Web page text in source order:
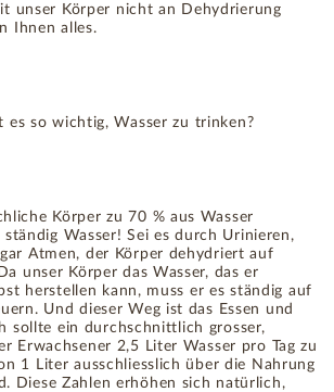
unser Körper nicht an Dehydrierung
Ihnen alles.
es so wichtig, Wasser zu trinken?
Körper zu 70 % aus Wasser
Wasser! Sei es durch Urinieren,
Atmen, der Körper dehydriert auf
unser Körper das Wasser, das er
herstellen kann, muss er es ständig auf
Und dieser Weg ist das Essen und
sollte ein durchschnittlich grosser,
Erwachsener 2,5 Liter Wasser pro Tag zu
1 Liter ausschliesslich über die Nahrung
Diese Zahlen erhöhen sich natürlich,